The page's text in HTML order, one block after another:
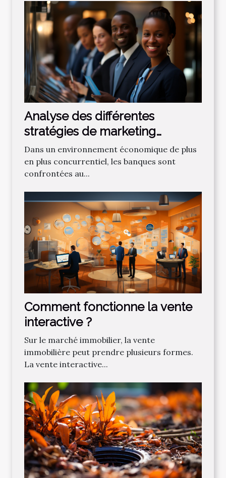
Analyse des différentes
stratégies de marketing
bancaire pour attirer de
nouveaux clients
Dans un environnement économique de plus
en plus concurrentiel, les banques sont
confrontées au...
Comment fonctionne la vente
interactive ?
Sur le marché immobilier, la vente
immobilière peut prendre plusieurs formes.
La vente interactive...